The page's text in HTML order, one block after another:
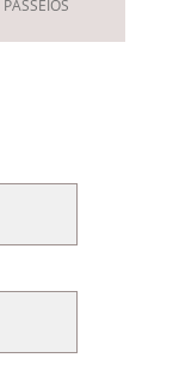
PASSEIOS